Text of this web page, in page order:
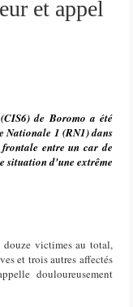
et appel
de Boromo a été
Nationale 1 (RN1) dans
entre un car de
situation d'une extrême
victimes au total,
et trois autres affectés
douloureusement